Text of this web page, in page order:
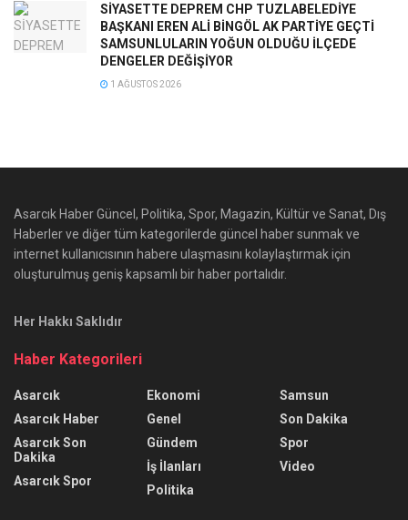
SİYASETTE DEPREM CHP TUZLABELEDİYE
BAŞKANI EREN ALİ BİNGÖL AK PARTİYE GEÇTİ
SAMSUNLULARIN YOĞUN OLDUĞU İLÇEDE
DENGELER DEĞİŞİYOR
1 AĞUSTOS 2026
Asarcık Haber Güncel, Politika, Spor, Magazin, Kültür ve Sanat, Dış
Haberler ve diğer tüm kategorilerde güncel haber sunmak ve
internet kullanıcısının habere ulaşmasını kolaylaştırmak için
oluşturulmuş geniş kapsamlı bir haber portalıdır.
Her Hakkı Saklıdır
Haber Kategorileri
Asarcık
Asarcık Haber
Asarcık Son
Dakika
Asarcık Spor
Ekonomi
Genel
Gündem
İş İlanları
Politika
Samsun
Son Dakika
Spor
Video